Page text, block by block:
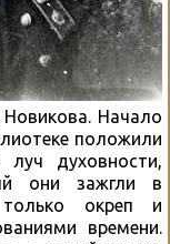
Начало
положили
луч духовности,
они зажгли в
окреп и
времени.